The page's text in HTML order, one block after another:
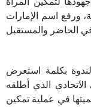
ورفع اسم الإمارات
بكلمة استعرض
الذي أطلقه
في عملية تمكين